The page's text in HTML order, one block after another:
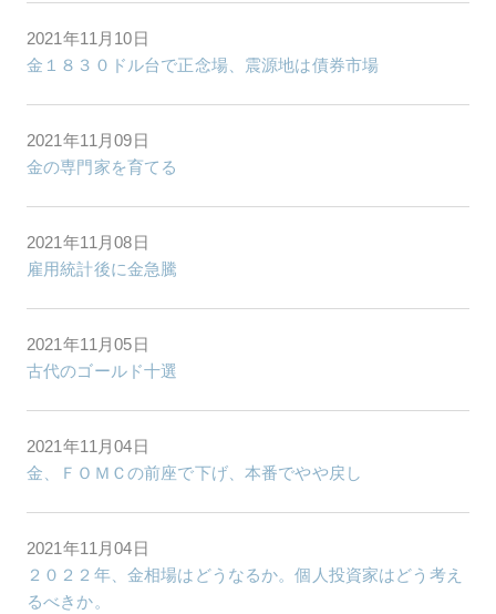
2021年11月10日
金１８３０ドル台で正念場、震源地は債券市場
2021年11月09日
金の専門家を育てる
2021年11月08日
雇用統計後に金急騰
2021年11月05日
古代のゴールド十選
2021年11月04日
金、ＦＯＭＣの前座で下げ、本番でやや戻し
2021年11月04日
２０２２年、金相場はどうなるか。個人投資家はどう考え
るべきか。